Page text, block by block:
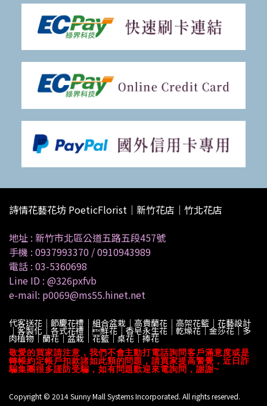
詩情花藝花坊 PoeticFlorist｜新竹花店｜竹北花店
地址 : 新竹市北區公道五路五段457號
手機 : 0937993370 /0910943989
電話 : 03-5360698
Line ID : @326pxfvb
e-mail: p0069@ms55.hinet.net
代客送花｜節慶花禮｜組合盆栽｜高貴蘭花｜高架花籃｜花藝設計
｜客製化｜各式花禮｜鮮花｜香皂永生花｜乾燥花｜金莎花｜多
肉植物｜蘭花｜盆栽｜花籃｜桌花｜捧花
敬愛的買家請注意，我們不會主動打電話詢問客戶滿意度或是
轉帳約定帳戶扣款諸如此類的問題，請買家提高警覺，近日詐
騙集團很多謹防受騙，如有問題歡迎來電詢問，謝謝~
Copyright © 2014 Sunny Mall Systems Incorporated. All rights reserved.